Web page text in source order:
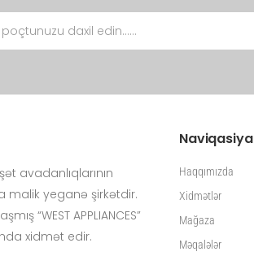
avadanlıqlarının
malik yeganə şirkətdir.
“WEST APPLIANCES”
xidmət edir.
Naviqasiya
Haqqımızda
Xidmətlər
Mağaza
Məqalələr